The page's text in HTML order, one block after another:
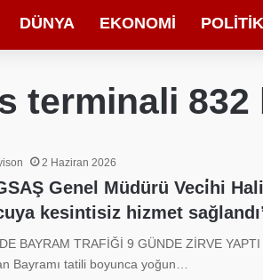
DÜNYA EKONOMI
terminali 832
2 Haziran 2026
Genel Müdürü Veci̇hi
kesintisiz hizmet
BAYRAM TRAFİĞİ 9 GÜNDE ZİRVE
Bayramı tatili boyunca yoğun…